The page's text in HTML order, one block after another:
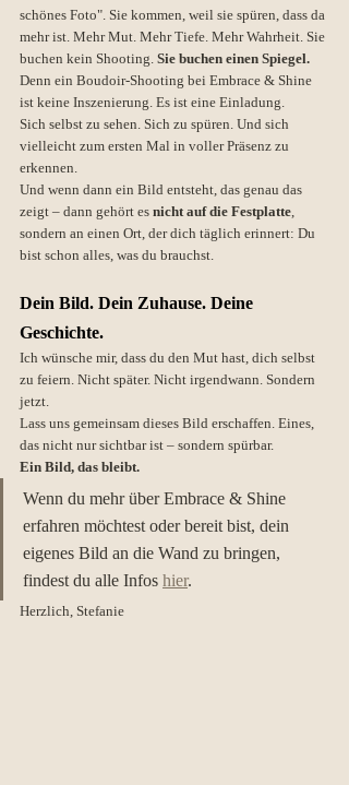
schönes Foto". Sie kommen, weil sie spüren, dass da
mehr ist. Mehr Mut. Mehr Tiefe. Mehr Wahrheit. Sie
buchen kein Shooting. Sie buchen einen Spiegel.
Denn ein Boudoir-Shooting bei Embrace & Shine
ist keine Inszenierung. Es ist eine Einladung.
Sich selbst zu sehen. Sich zu spüren. Und sich
vielleicht zum ersten Mal in voller Präsenz zu
erkennen.
Und wenn dann ein Bild entsteht, das genau das
zeigt – dann gehört es nicht auf die Festplatte,
sondern an einen Ort, der dich täglich erinnert: Du
bist schon alles, was du brauchst.
Dein Bild. Dein Zuhause. Deine
Geschichte.
Ich wünsche mir, dass du den Mut hast, dich selbst
zu feiern. Nicht später. Nicht irgendwann. Sondern
jetzt.
Lass uns gemeinsam dieses Bild erschaffen. Eines,
das nicht nur sichtbar ist – sondern spürbar.
Ein Bild, das bleibt.
Wenn du mehr über Embrace & Shine
erfahren möchtest oder bereit bist, dein
eigenes Bild an die Wand zu bringen,
findest du alle Infos hier.
Herzlich, Stefanie